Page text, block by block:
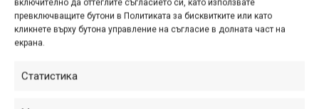
включително да оттеглите съгласието си, като използвате
превключващите бутони в Политиката за бисквитките или като
кликнете върху бутона управление на съгласие в долната част на
екрана.
Статистика